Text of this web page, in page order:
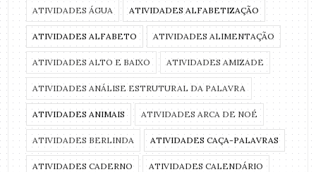
ATIVIDADES ÁGUA ATIVIDADES ALFABETIZAÇÃO
ATIVIDADES ALFABETO ATIVIDADES ALIMENTAÇÃO
ATIVIDADES ALTO E BAIXO ATIVIDADES AMIZADE
ATIVIDADES ANÁLISE ESTRUTURAL DA PALAVRA
ATIVIDADES ANIMAIS ATIVIDADES ARCA DE NOÉ
ATIVIDADES BERLINDA ATIVIDADES CAÇA-PALAVRAS
ATIVIDADES CADERNO ATIVIDADES CALENDÁRIO